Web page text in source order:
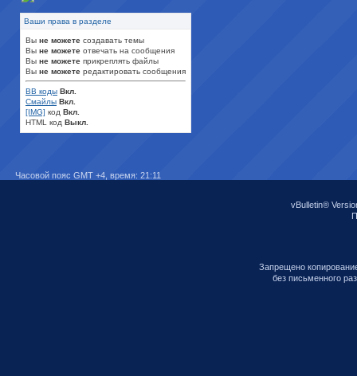
Ваши права в разделе
Вы не можете создавать темы
Вы не можете отвечать на сообщения
Вы не можете прикреплять файлы
Вы не можете редактировать сообщения
BB коды Вкл.
Смайлы Вкл.
[IMG] код Вкл.
HTML код Выкл.
Часовой пояс GMT +4, время: 21:11
vBulletin®
Запрещено
без письменного